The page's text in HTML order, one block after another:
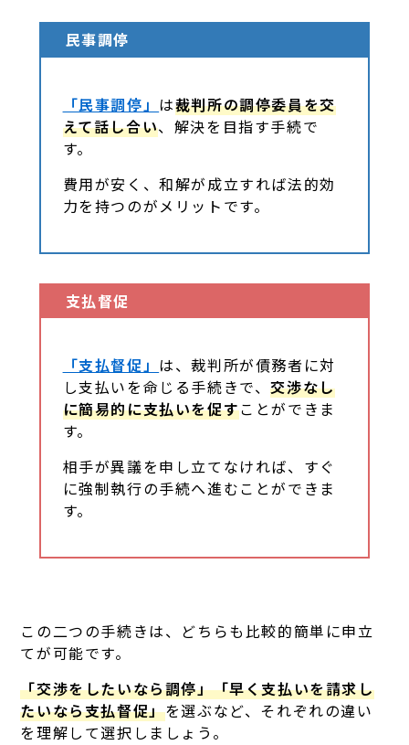
民事調停
「民事調停」 は裁判所の調停委員を交
えて話し合い、解決を目指す手続で
す。
費用が安く、和解が成立すれば法的効
力を持つのがメリットです。
支払督促
「支払督促」 は、裁判所が債務者に対
し支払いを命じる手続きで、交渉なし
に簡易的に支払いを促すことができま
す。
相手が異議を申し立てなければ、すぐ
に強制執行の手続へ進むことができま
す。
この二つの手続きは、どちらも比較的簡単に申立
てが可能です。
「交渉をしたいなら調停」「早く支払いを請求し
たいなら支払督促」を選ぶなど、それぞれの違い
を理解して選択しましょう。